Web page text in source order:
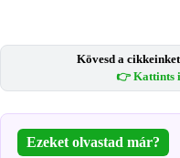
Kövesd a
👉 Kattints
Ezeket olvastad már?